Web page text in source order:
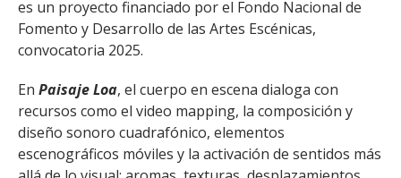
es un proyecto financiado por el Fondo Nacional de
Fomento y Desarrollo de las Artes Escénicas,
convocatoria 2025.
En Paisaje Loa, el cuerpo en escena dialoga con
recursos como el video mapping, la composición y
diseño sonoro cuadrafónico, elementos
escenográficos móviles y la activación de sentidos más